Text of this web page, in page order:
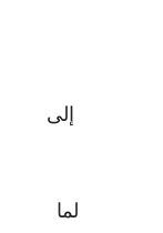
آدم إلى
لما